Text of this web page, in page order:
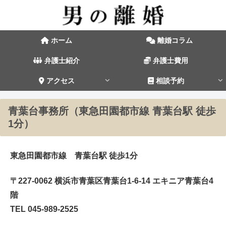
ホーム 離婚コラム
弁護士紹介 弁護士費用
アクセス 相談予約
青葉台事務所（東急田園都市線 青葉台駅 徒歩
1分）
東急田園都市線 青葉台駅 徒歩1分
〒227-0062 横浜市青葉区青葉台1-6-14 エキニア青葉台4
階
TEL 045-989-2525